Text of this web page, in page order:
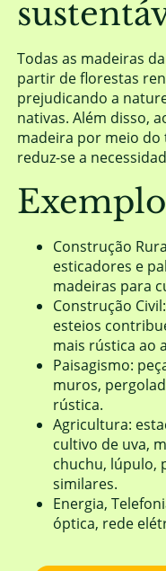
Todas as madeiras
partir de florestas
prejudicando a
nativas. Além disso,
madeira por meio
reduz-se a
Construção
esticadores e
madeiras para
Construção
esteios
mais rústica ao
Paisagismo:
muros,
rústica.
Agricultura:
cultivo de uva,
chuchu, lúpulo,
similares.
Energia,
óptica, rede